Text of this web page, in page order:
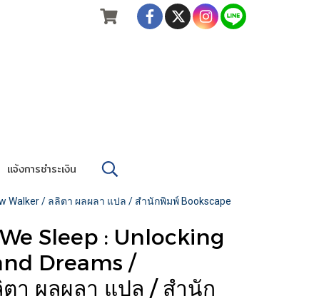
แจ้งการชำระเงิน
Walker / ลลิตา ผลผลา แปล / สำนักพิมพ์ Bookscape
Sleep : Unlocking
Dreams /
า ผลผลา แปล / สำนัก